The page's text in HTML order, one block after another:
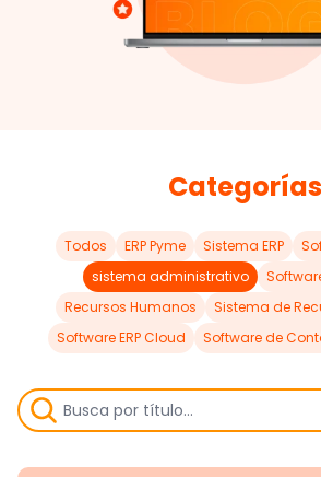
Categorías
Todos ERP Pyme Sistema ERP
sistema administrativo
Recursos Humanos
Sistema de
Software ERP Cloud
Software de